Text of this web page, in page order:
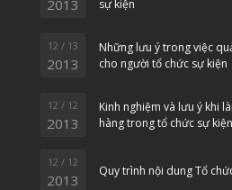
2013
sự kiện
12 / 13
2013
Những lưu ý trong việc
cho người tổ chức sự kiện
12 / 12
2013
Kinh nghiệm và lưu ý khi
hàng trong tổ chức sự kiện
12 / 12
2013 Quy trình nội dung Tổ